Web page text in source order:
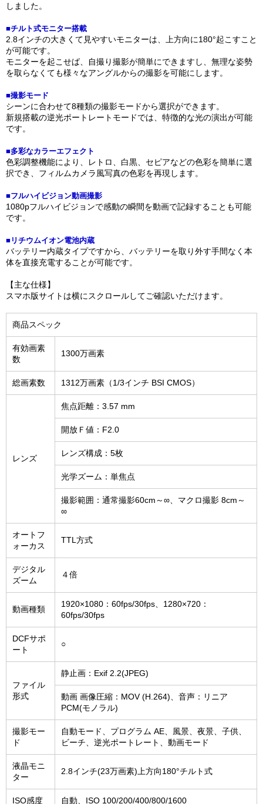
しました。
■チルト式モニター搭載
2.8インチの大きくて見やすいモニターは、上方向に180°起こすこと
が可能です。
モニターを起こせば、自撮り撮影が簡単にできますし、無理な姿勢
を取らなくても様々なアングルからの撮影を可能にします。
■撮影モード
シーンに合わせて8種類の撮影モードから選択ができます。
新規搭載の逆光ポートレートモードでは、特徴的な光の演出が可能
です。
■多彩なカラーエフェクト
色彩調整機能により、レトロ、白黒、セピアなどの色彩を簡単に選
択でき、フィルムカメラ風写真の色彩を再現します。
■フルハイビジョン動画撮影
1080pフルハイビジョンで感動の瞬間を動画で記録することも可能
です。
■リチウムイオン電池内蔵
バッテリー内蔵タイプですから、バッテリーを取り外す手間なく本
体を直接充電することが可能です。
【主な仕様】
スマホ版サイトは横にスクロールしてご確認いただけます。
商品スペック
有効画素
数
1300万画素
総画素数 1312万画素（1/3インチ BSI CMOS）
レンズ
焦点距離：3.57 mm
開放Ｆ値：F2.0
レンズ構成：5枚
光学ズーム：単焦点
撮影範囲：通常撮影60cm～∞、マクロ撮影 8cm～
∞
オートフ
ォーカス
TTL方式
デジタル
ズーム
４倍
動画種類
1920×1080：60fps/30fps、1280×720：
60fps/30fps
DCFサポ
ート
○
ファイル
形式
静止画：Exif 2.2(JPEG)
動画 画像圧縮：MOV (H.264)、音声：リニア
PCM(モノラル)
撮影モー
ド
自動モード、プログラム AE、風景、夜景、子供、
ビーチ、逆光ポートレート、動画モード
液晶モニ
ター
2.8インチ(23万画素)上方向180°チルト式
ISO感度 自動、ISO 100/200/400/800/1600